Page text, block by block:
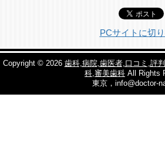
PCサイトに切り
Copyright © 2026 歯科,病院,歯医者,口コミ,評
科,審美歯科 All Rights
東京，info@doctor-